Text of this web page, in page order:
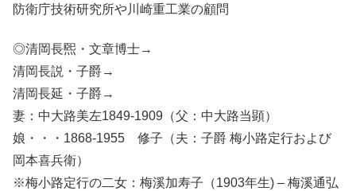
防衛庁技術研究所や川崎重工業の顧問
◎清岡長煕・文章博士→
清岡長説・子爵→
清岡長延・子爵→
妻：中大路美左1849-1909（父：中大路当顕）
娘・・・1868-1955 修子（夫：子爵 梅小路定行および
岡本喜兵衛）
※梅小路定行の二女：梅溪加寿子（1903年生) – 梅溪通弘